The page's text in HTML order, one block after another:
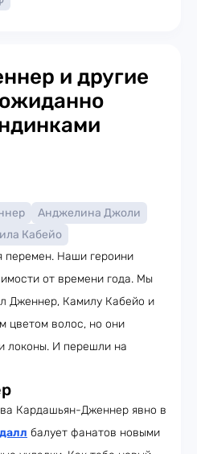
и другие
Анджелина Джоли
Кабейо
перемен. Наши героини
от времени года. Мы
Дженнер, Камилу Кабейо и
цветом волос, но они
локоны. И перешли на
Кардашьян-Дженнер явно в
балует фанатов новыми